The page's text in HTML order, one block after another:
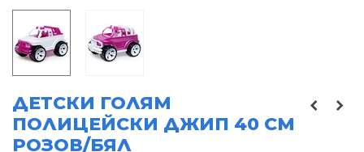
ДЕТСКИ ГОЛЯМ
ПОЛИЦЕЙСКИ ДЖИП 40 СМ
РОЗОВ/БЯЛ